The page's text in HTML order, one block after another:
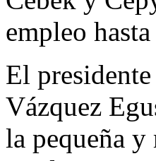
empleo
El
Vázquez
la pequeña y